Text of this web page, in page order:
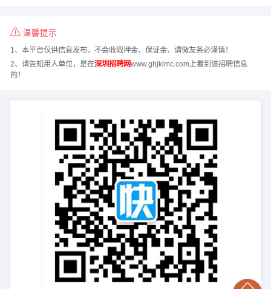
温馨提示
1、本平台仅供信息发布，不会收取押金、保证金，请微友务必谨慎！
2、请告知用人单位，是在深圳招聘网www.ghjklmc.com上看到该招聘信息
的！